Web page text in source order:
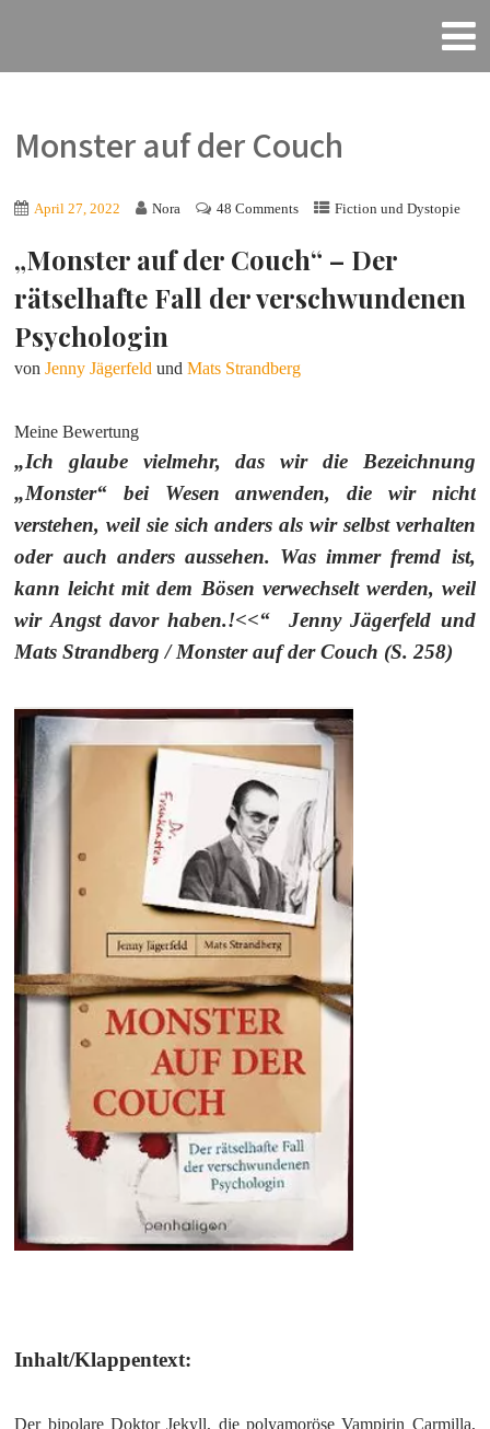
Monster auf der Couch
April 27, 2022 Nora 48 Comments Fiction und Dystopie
„Monster auf der Couch“ – Der
rätselhafte Fall der verschwundenen
Psychologin
vonJenny Jägerfeld undMats Strandberg
Meine Bewertung
„Ich glaube vielmehr, das wir die Bezeichnung
„Monster“ bei Wesen anwenden, die wir nicht
verstehen, weil sie sich anders als wir selbst verhalten
oder auch anders aussehen. Was immer fremd ist,
kann leicht mit dem Bösen verwechselt werden, weil
wir Angst davor haben.!<<“ Jenny Jägerfeld und
Mats Strandberg / Monster auf der Couch (S. 258)
Inhalt/Klappentext:
Der bipolare Doktor Jekyll, die polyamoröse Vampirin Carmilla,